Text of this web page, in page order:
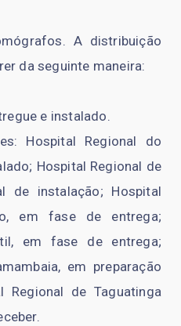
A distribuição
da seguinte maneira:
e instalado.
Hospital Regional do
Hospital Regional de
de instalação; Hospital
em fase de entrega;
em fase de entrega;
em preparação
Regional de Taguatinga